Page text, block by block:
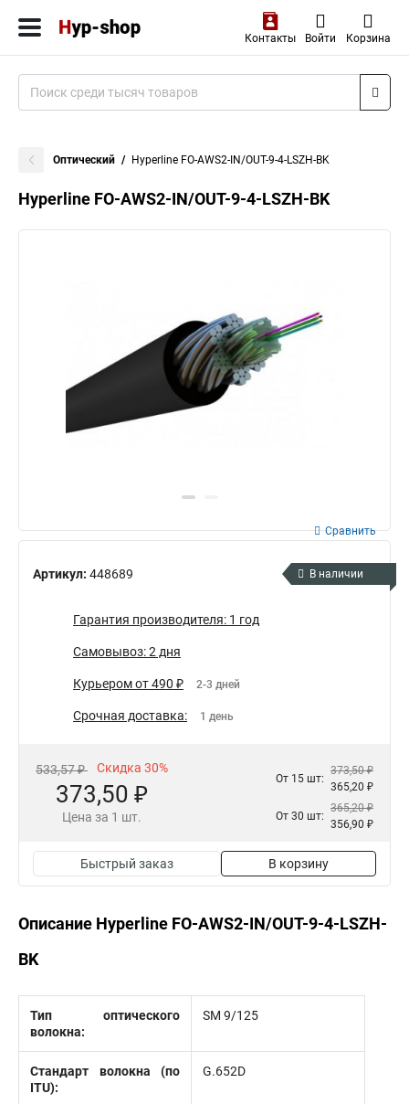
Контакты Войти Корзина
Оптический Hyperline FO-AWS2-IN/OUT-9-4-LSZH-BK
Hyperline FO-AWS2-IN/OUT-9-4-LSZH-BK
Артикул: 448689
Сравнить
В наличии
Гарантия производителя: 1 год
Самовывоз: 2 дня
Курьером от 490 ₽ 2-3 дней
Срочная доставка: 1 день
533,57 ₽ Скидка 30%
373,50 ₽
Цена за 1 шт.
От 15 шт:
373,50 ₽
365,20 ₽
От 30 шт:
365,20 ₽
356,90 ₽
Быстрый заказ В корзину
Описание Hyperline FO-AWS2-IN/OUT-9-4-LSZH-
BK
Тип оптического
волокна:
SM 9/125
Стандарт волокна (по
ITU):
G.652D